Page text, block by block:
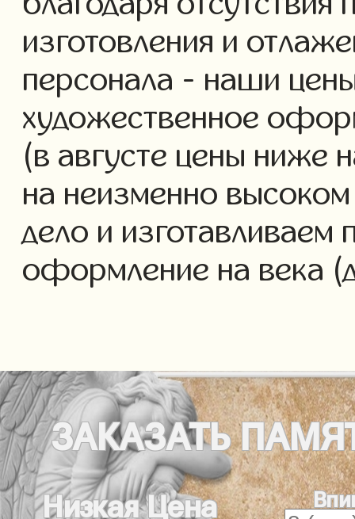
изготовления и
персонала - наши
художественное
(в августе цены ниже
на неизменно
дело и изготавливаем
оформление на века
ЗАКАЗАТЬ
Низкая Цена